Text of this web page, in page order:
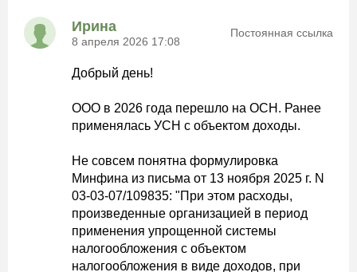
Ирина
8 апреля 2026 17:08
Постоянная ссылка
Добрый день!
ООО в 2026 года перешло на ОСН. Ранее
применялась УСН с объектом доходы.
Не совсем понятна формулировка
Минфина из письма от 13 ноября 2025 г. N
03-03-07/109835: "При этом расходы,
произведенные организацией в период
применения упрощенной системы
налогообложения с объектом
налогообложения в виде доходов, при